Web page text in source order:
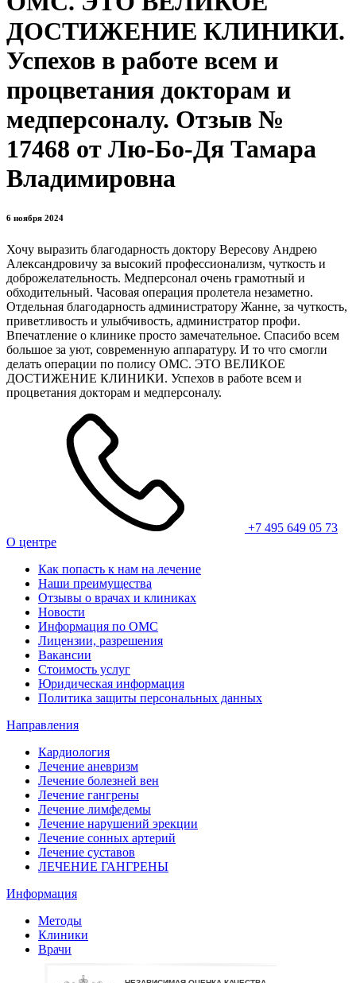
ДОСТИЖЕНИЕ КЛИНИКИ.
Успехов в работе всем и
процветания докторам и
медперсоналу. Отзыв №
17468 от Лю-Бо-Дя Тамара
Владимировна
6 ноября 2024
Хочу выразить благодарность доктору Вересову Андрею
Александровичу за высокий профессионализм, чуткость и
доброжелательность. Медперсонал очень грамотный и
обходительный. Часовая операция пролетела незаметно.
Отдельная благодарность администратору Жанне, за чуткость,
приветливость и улыбчивость, администратор профи.
Впечатление о клинике просто замечательное. Спасибо всем
большое за уют, современную аппаратуру. И то что смогли
делать операции по полису ОМС. ЭТО ВЕЛИКОЕ
ДОСТИЖЕНИЕ КЛИНИКИ. Успехов в работе всем и
процветания докторам и медперсоналу.
+7 495 649 05 73
О центре
Как попасть к нам на лечение
Наши преимущества
Отзывы о врачах и клиниках
Новости
Информация по ОМС
Лицензии, разрешения
Вакансии
Стоимость услуг
Юридическая информация
Политика защиты персональных данных
Направления
Кардиология
Лечение аневризм
Лечение болезней вен
Лечение гангрены
Лечение лимфедемы
Лечение нарушений эрекции
Лечение сонных артерий
Лечение суставов
ЛЕЧЕНИЕ ГАНГРЕНЫ
Информация
Методы
Клиники
Врачи